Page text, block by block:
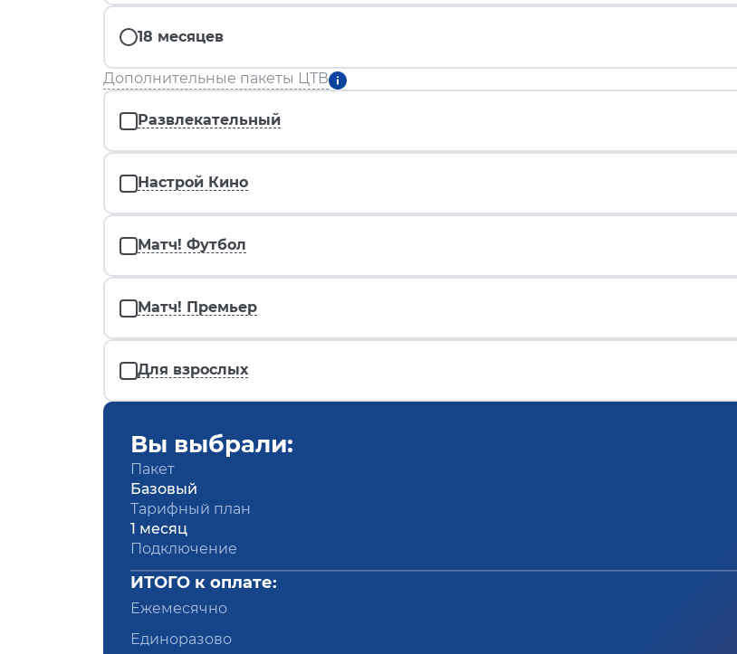
18 месяцев
Дополнительные пакеты ЦТВ
Развлекательный
Настрой Кино
Матч! Футбол
Матч! Премьер
Для взрослых
Вы выбрали:
Пакет
Базовый
Тарифный план
1 месяц
Подключение
ИТОГО к оплате:
Ежемесячно
Единоразово